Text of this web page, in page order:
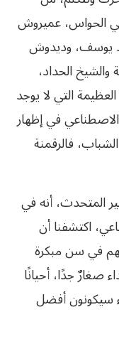
الحواس، عميروش
يوسف، وديدوش
الحداد،
التي لا يوجد
في إظهار
فالرقمنة
المتحدث، أنه في
اكتشفنا أن
في سن مبكرة
صغارٌ جدًا، أحيانًا
سيكونون أفضل